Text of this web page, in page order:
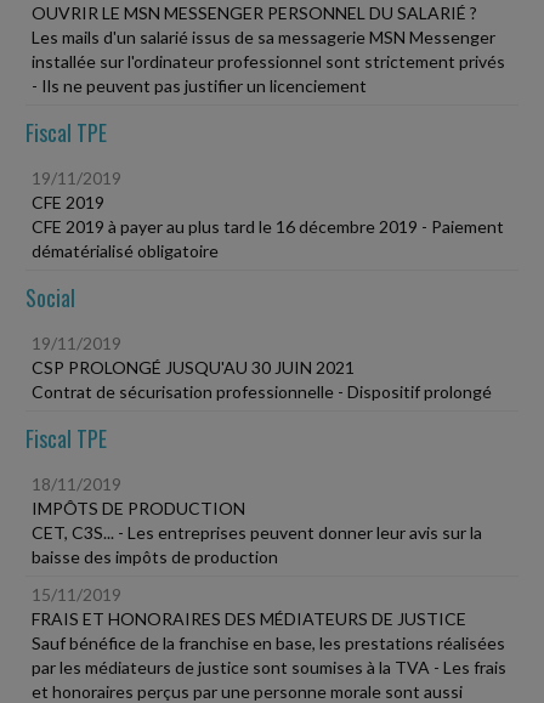
OUVRIR LE MSN MESSENGER PERSONNEL DU SALARIÉ ?
Les mails d'un salarié issus de sa messagerie MSN Messenger
installée sur l'ordinateur professionnel sont strictement privés
- Ils ne peuvent pas justifier un licenciement
Fiscal TPE
19/11/2019
CFE 2019
CFE 2019 à payer au plus tard le 16 décembre 2019 - Paiement
dématérialisé obligatoire
Social
19/11/2019
CSP PROLONGÉ JUSQU'AU 30 JUIN 2021
Contrat de sécurisation professionnelle - Dispositif prolongé
Fiscal TPE
18/11/2019
IMPÔTS DE PRODUCTION
CET, C3S... - Les entreprises peuvent donner leur avis sur la
baisse des impôts de production
15/11/2019
FRAIS ET HONORAIRES DES MÉDIATEURS DE JUSTICE
Sauf bénéfice de la franchise en base, les prestations réalisées
par les médiateurs de justice sont soumises à la TVA - Les frais
et honoraires perçus par une personne morale sont aussi